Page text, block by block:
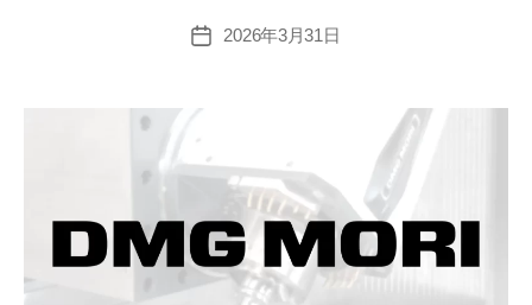
均
業
研
究
【激
投
2026年3月31日